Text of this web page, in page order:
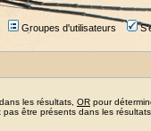
Groupes d'utilisateurs
les résultats, OR pour
être présents dans les